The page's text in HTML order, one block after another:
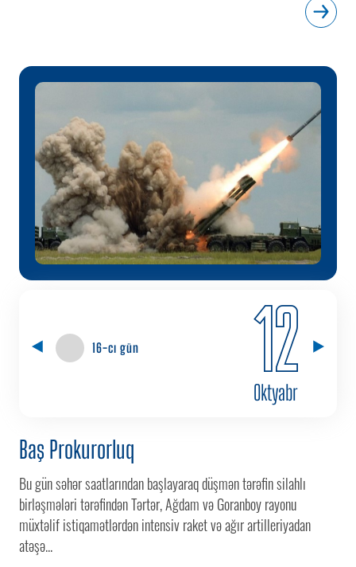
16-cı gün 12
Oktyabr
Baş Prokurorluq
Bu gün səhər saatlarından başlayaraq düşmən tərəfin silahlı
birləşmələri tərəfindən Tərtər, Ağdam və Goranboy rayonu
müxtəlif istiqamətlərdən intensiv raket və ağır artilleriyadan
atəşə...